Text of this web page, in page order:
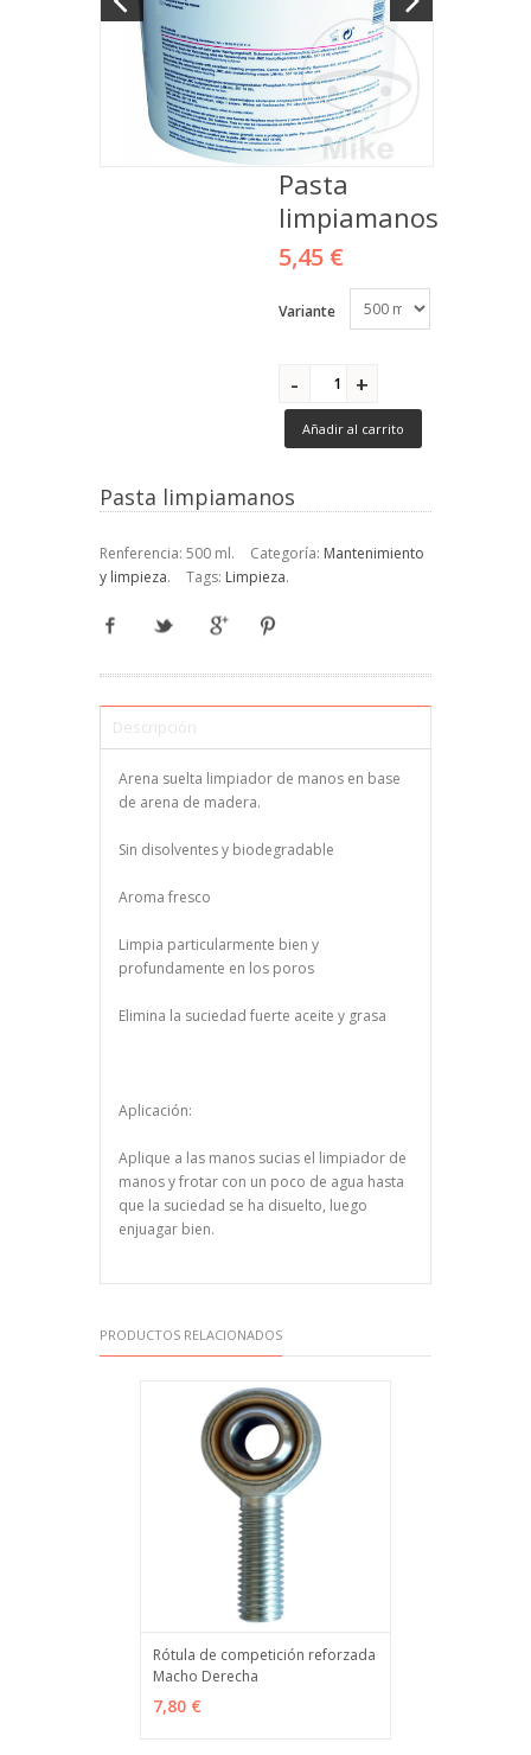
Pasta
limpiamanos
5,45 €
Variante
Añadir al carrito
Pasta limpiamanos
Renferencia: 500 ml. Categoría: Mantenimiento
y limpieza. Tags: Limpieza.
Descripción
Arena suelta limpiador de manos en base
de arena de madera.
Sin disolventes y biodegradable
Aroma fresco
Limpia particularmente bien y
profundamente en los poros
Elimina la suciedad fuerte aceite y grasa
Aplicación:
Aplique a las manos sucias el limpiador de
manos y frotar con un poco de agua hasta
que la suciedad se ha disuelto, luego
enjuagar bien.
PRODUCTOS RELACIONADOS
VER OPCIONES
Rótula de competición reforzada
Macho Derecha
7,80 €